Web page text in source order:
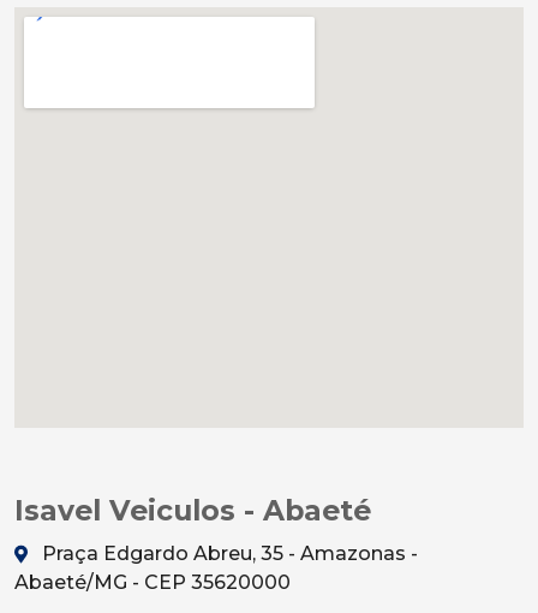
Isavel Veiculos - Abaeté
Praça Edgardo Abreu, 35 - Amazonas -
Abaeté/MG - CEP 35620000